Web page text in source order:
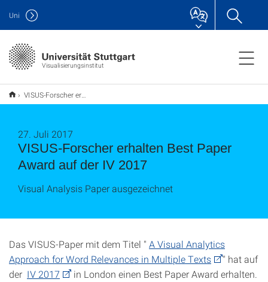
Visualisierungsinstitut
Uni
VISUS-Forscher erhalten Best Paper Award auf der IV 2017
VISUS-Forscher erhalten Best Paper
Award auf der IV 2017
27. Juli 2017
Visual Analysis Paper ausgezeichnet
Das VISUS-Paper mit dem Titel " A Visual Analytics
Approach for Word Relevances in Multiple Texts
" hat auf
der IV 2017
in London einen Best Paper Award erhalten.